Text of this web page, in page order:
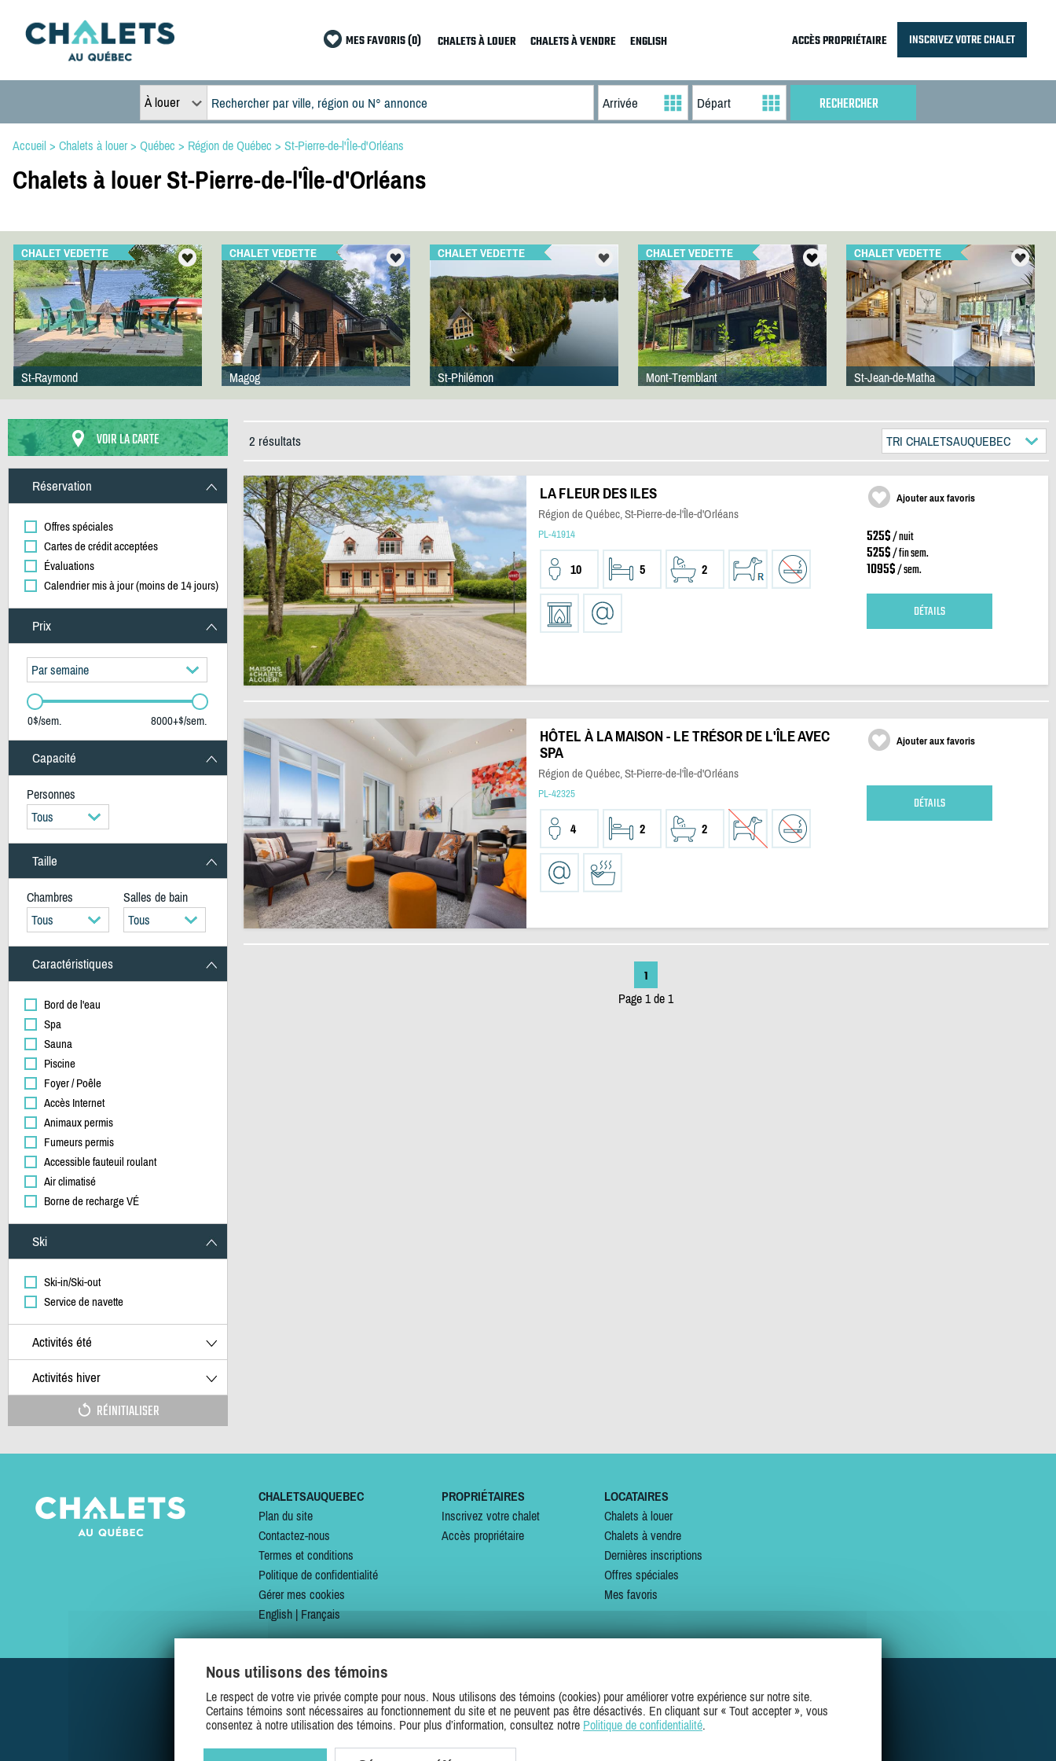
MES FAVORIS (0) CHALETS À LOUER CHALETS À VENDRE ENGLISH ACCÈS PROPRIÉTAIRE INSCRIVEZ VOTRE CHALET
À louer
Accueil > Chalets à louer> Québec > Région de Québec > St-Pierre-de-l'Île-d'Orléans
Chalets à louer St-Pierre-de-l'Île-d'Orléans
CHALET VEDETTE
St-Raymond
CHALET VEDETTE
Magog
CHALET VEDETTE
St-Philémon
CHALET VEDETTE
Mont-Tremblant
CHALET VEDETTE
St-Jean-de-Matha
VOIR LA CARTE
Réservation
Offres spéciales
Cartes de crédit acceptées
Évaluations
Calendrier mis à jour (moins de 14 jours)
Prix
Par semaine
0$/sem. 8000+$/sem.
Capacité
Personnes
Tous
Taille
Chambres
Salles de bain
Tous
Tous
Caractéristiques
Bord de l'eau
Spa
Sauna
Piscine
Foyer / Poêle
Accès Internet
Animaux permis
Fumeurs permis
Accessible fauteuil roulant
Air climatisé
Borne de recharge VÉ
Ski
Ski-in/Ski-out
Service de navette
Activités été
Activités hiver
RÉINITIALISER
2 résultats TRI CHALETSAUQUEBEC
LA FLEUR DES ILES
Région de Québec, St-Pierre-de-l'Île-d'Orléans
PL-41914
10 5 2
Ajouter aux favoris
525$/ nuit
525$/ fin sem.
1095$/ sem.
DÉTAILS
HÔTEL À LA MAISON - LE TRÉSOR DE L'ÎLE AVEC
SPA
Région de Québec, St-Pierre-de-l'Île-d'Orléans
PL-42325
4 2 2
Ajouter aux favoris
DÉTAILS
1
Page 1 de 1
CHALETSAUQUEBEC
Plan du site
Contactez-nous
Termes et conditions
Politique de confidentialité
Gérer mes cookies
English|Français
PROPRIÉTAIRES
Inscrivez votre chalet
Accès propriétaire
LOCATAIRES
Chalets à louer
Chalets à vendre
Dernières inscriptions
Offres spéciales
Mes favoris
SUIVEZ-NOUS SUR
Nous utilisons des témoins
Le respect de votre vie privée compte pour nous. Nous utilisons des témoins (cookies) pour améliorer votre expérience sur notre site.
Certains témoins sont nécessaires au fonctionnement du site et ne peuvent pas être désactivés. En cliquant sur « Tout accepter », vous
consentez à notre utilisation des témoins. Pour plus d’information, consultez notre Politique de confidentialité.